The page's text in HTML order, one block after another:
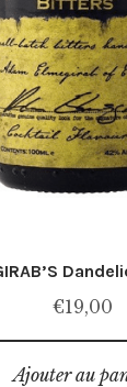
€19,00
Ajouter au